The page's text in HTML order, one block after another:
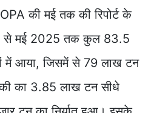
की मई तक की रिपोर्ट के
से मई 2025 तक कुल 83.5
में आया, जिसमें से 79 लाख टन
का 3.85 लाख टन सीधे